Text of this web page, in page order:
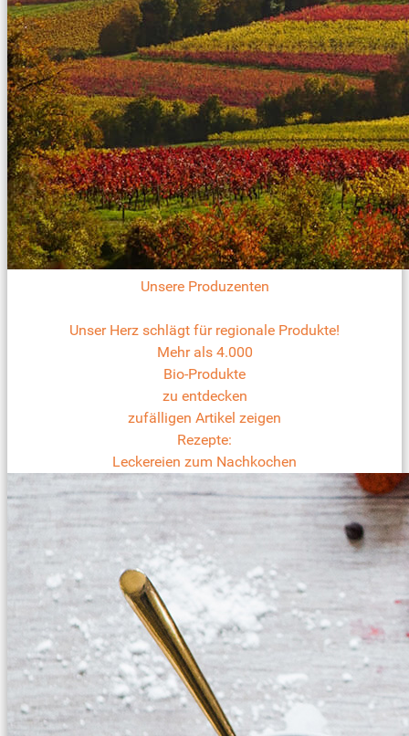
Unsere Produzenten
Unser Herz schlägt für regionale Produkte!
Mehr als 4.000
Bio-Produkte
zu entdecken
zufälligen Artikel zeigen
Rezepte:
Leckereien zum Nachkochen